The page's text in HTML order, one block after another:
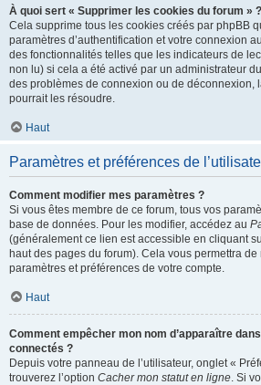
À quoi sert « Supprimer les cookies du forum » ?
Cela supprime tous les cookies créés par phpBB
paramètres d’authentification et votre connexion
des fonctionnalités telles que les indicateurs de
non lu) si cela a été activé par un administrateur
des problèmes de connexion ou de déconnexion,
pourrait les résoudre.
Haut
Paramètres et préférences de
Comment modifier mes paramètres ?
Si vous êtes membre de ce forum, tous vos
base de données. Pour les modifier, accédez au
(généralement ce lien est accessible en cliquant
haut des pages du forum). Cela vous permettra
paramètres et préférences de votre compte.
Haut
Comment empêcher mon nom d’apparaître
connectés ?
Depuis votre panneau de l’utilisateur, onglet «
trouverez l’option Cacher mon statut en ligne. Si